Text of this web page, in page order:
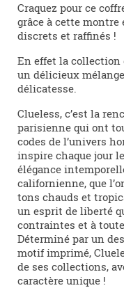
Craquez pour ce
grâce à cette montre
discrets et raffinés !
En effet la collection
un délicieux mélange
délicatesse.
Clueless, c’est la
parisienne qui ont
codes de l’univers
inspire chaque jour
élégance
californienne, que
tons chauds et
un esprit de liberté
contraintes et à
Déterminé par un
motif imprimé,
de ses collections,
caractère unique !